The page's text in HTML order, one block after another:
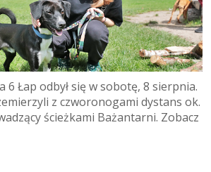
6 Łap odbył się w sobotę, 8 sierpnia.
z czworonogami dystans ok.
ścieżkami Bażantarni. Zobacz